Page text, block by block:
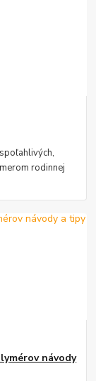
rodinnej
návody